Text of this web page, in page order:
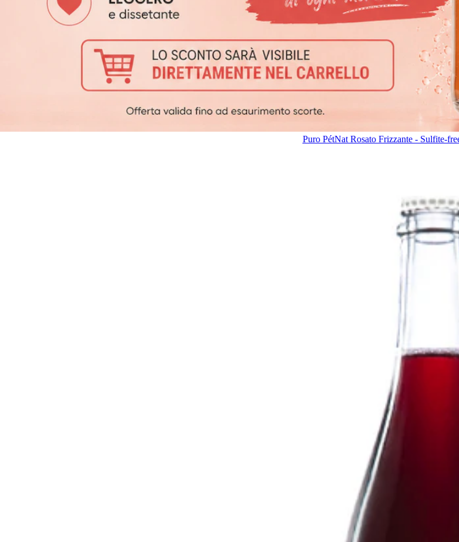
Puro PétNat Rosato Frizzante - Sulfite-